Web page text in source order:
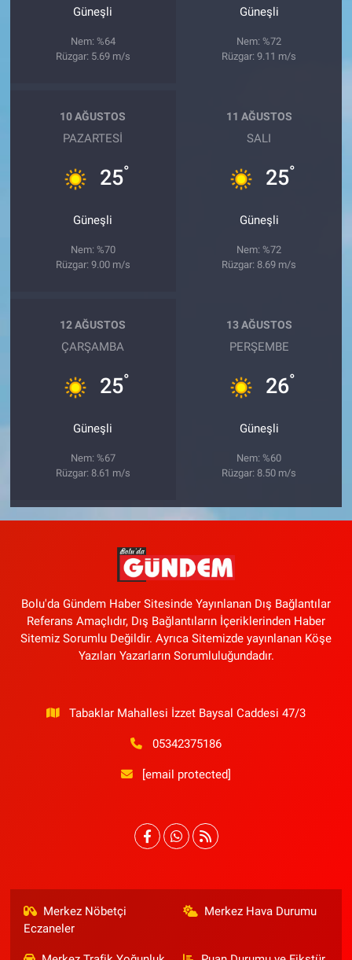
Güneşli
Nem: %64
Rüzgar: 5.69 m/s
Güneşli
Nem: %72
Rüzgar: 9.11 m/s
10 AĞUSTOS
PAZARTESI
25°
Güneşli
Nem: %70
Rüzgar: 9.00 m/s
11 AĞUSTOS
SALI
25°
Güneşli
Nem: %72
Rüzgar: 8.69 m/s
12 AĞUSTOS
ÇARŞAMBA
25°
Güneşli
Nem: %67
Rüzgar: 8.61 m/s
13 AĞUSTOS
PERŞEMBE
26°
Güneşli
Nem: %60
Rüzgar: 8.50 m/s
Bolu'da Gündem Haber Sitesinde Yayınlanan Dış Bağlantılar
Referans Amaçlıdır, Dış Bağlantıların İçeriklerinden Haber
Sitemiz Sorumlu Değildir. Ayrıca Sitemizde yayınlanan Köşe
Yazıları Yazarların Sorumluluğundadır.
Tabaklar Mahallesi İzzet Baysal Caddesi 47/3
05342375186
[email protected]
Merkez Nöbetçi
Eczaneler
Merkez Hava Durumu